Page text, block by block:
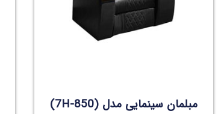
مبلمان سینمایی مدل (7H-850)